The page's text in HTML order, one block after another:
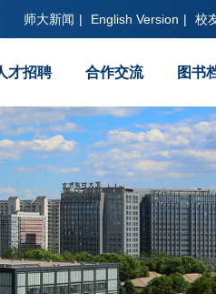
师大新闻 | English Version | 校
才招聘 合作交流 图书